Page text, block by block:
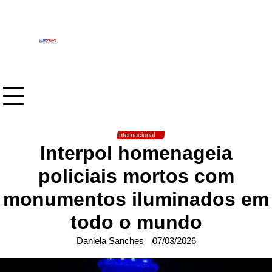
Internacional
Interpol homenageia
policiais mortos com
monumentos iluminados em
todo o mundo
Daniela Sanches 07/03/2026